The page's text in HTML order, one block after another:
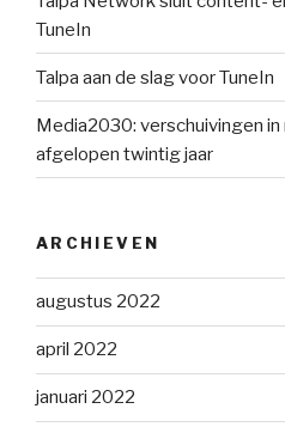
TuneIn
Talpa aan de slag voor TuneIn
Media2030: verschuivingen
afgelopen twintig jaar
ARCHIEVEN
augustus 2022
april 2022
januari 2022